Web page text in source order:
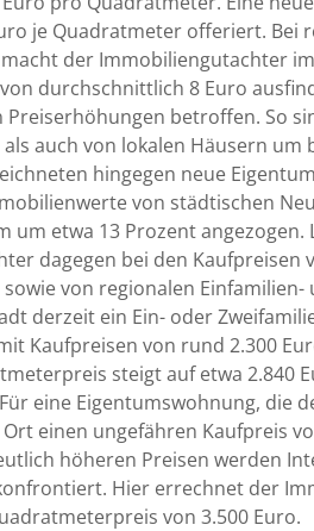
je Quadratmeter offeriert. Bei
der Immobiliengutachter
durchschnittlich 8 Euro
betroffen. So
auch von lokalen Häusern um
hingegen neue
von städtischen
um etwa 13 Prozent angezogen.
dagegen bei den Kaufpreisen
von regionalen
derzeit ein Ein- oder
Kaufpreisen von rund 2.300
steigt auf etwa 2.840
eine Eigentumswohnung, die
einen ungefähren Kaufpreis
höheren Preisen werden
Hier errechnet der
von 3.500 Euro.